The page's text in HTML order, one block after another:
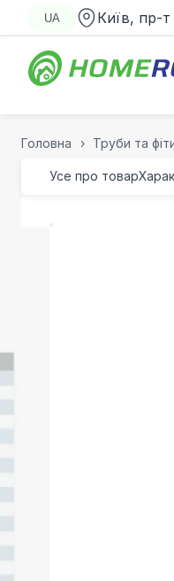
UA Київ, пр-
Головна Труби та
Усе про товар